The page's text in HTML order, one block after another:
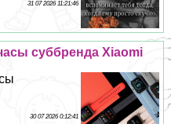
31 07 2026 11:21:46
суббренда Xiaomi
30 07 2026 0:12:41